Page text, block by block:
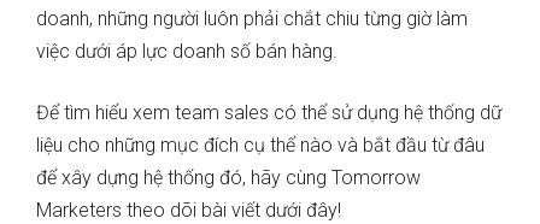
doanh, những người luôn phải chắt chiu từng giờ làm
việc dưới áp lực doanh số bán hàng.
Để tìm hiểu xem team sales có thể sử dụng hệ thống dữ
liệu cho những mục đích cụ thể nào và bắt đầu từ đâu
để xây dựng hệ thống đó, hãy cùng Tomorrow
Marketers theo dõi bài viết dưới đây!